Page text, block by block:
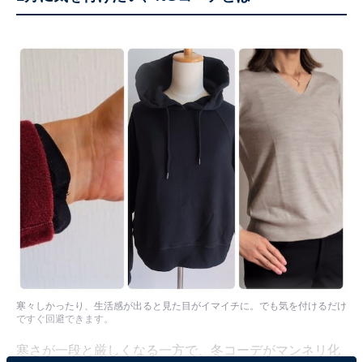
寒々しかったり、生活感が出ると見た目がイマイチに。でも気を付けるだけ
ですぐ回避できます。
寒さが一段と厳しくなる一方で、冬コーデがマンネリ化